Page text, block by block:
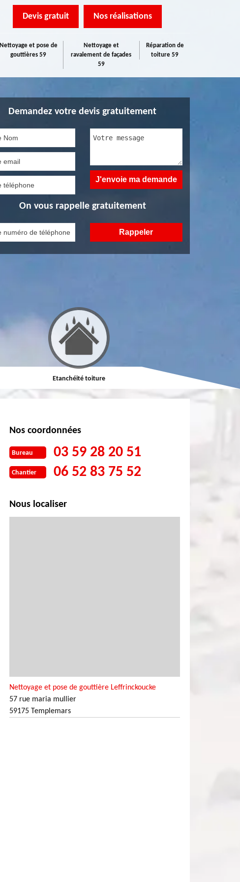
Devis gratuit Nos réalisations
Nettoyage et pose de
gouttières 59
Nettoyage et
ravalement de façades
59
Réparation de
toiture 59
Demandez votre devis gratuitement
On vous rappelle gratuitement
Etanchéité toiture Réparation de toiture
Nos coordonnées
Bureau 03 59 28 20 51
Chantier 06 52 83 75 52
Nous localiser
Nettoyage et pose de gouttière Leffrinckoucke
57 rue maria mullier
59175 Templemars